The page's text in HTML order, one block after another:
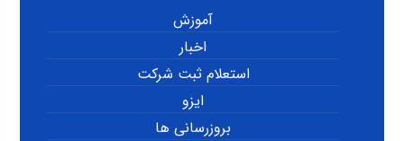
آموزش
اخبار
استعلام ثبت شرکت
ایزو
بروزرسانی ها